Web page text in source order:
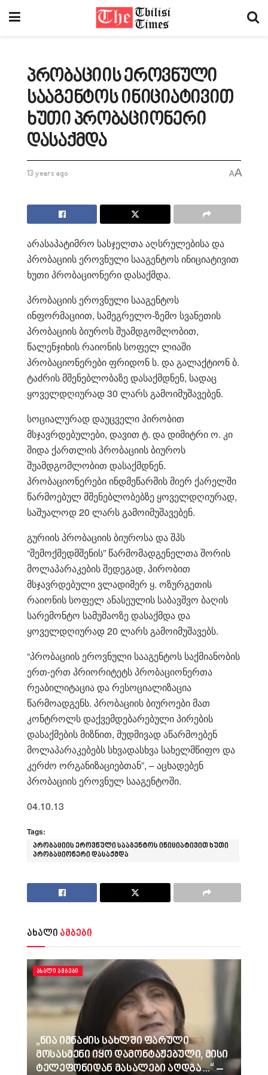
პრობაციის ეროვნული
სააგენტოს ინიციატივით
ხუთი პრობაციონერი
დასაქმდა
13 years ago AA
არასაპატიმრო სასჯელთა აღსრულებისა და
პრობაციის ეროვნული სააგენტოს ინიციატივით
ხუთი პრობაციონერი დასაქმდა.
პრობაციის ეროვნული სააგენტოს
ინფორმაციით, სამეგრელო-ზემო სვანეთის
პრობაციის ბიუროს შუამდგომლობით,
წალენჯიხის რაიონის სოფელ ლიაში
პრობაციონერები ფრიდონ ს. და გალაქტიონ ბ.
ტაძრის მშენებლობაზე დასაქმდნენ, სადაც
ყოველდღიურად 30 ლარს გამოიმუშავებენ.
სოციალურად დაუცველი პირობით
მსჯავრდებულები, დავით ტ. და დიმიტრი ო. კი
შიდა ქართლის პრობაციის ბიუროს
შუამდგომლობით დასაქმდნენ.
პრობაციონერები ინდმეწარმის მიერ ქარელში
წარმოებულ მშენებლობებზე ყოველდღიურად,
საშუალოდ 20 ლარს გამოიმუშავებენ.
გურიის პრობაციის ბიუროსა და შპს
“შემოქმედმშენის” წარმომადგენელთა შორის
მოლაპარაკების შედეგად, პირობით
მსჯავრდებული ვლადიმერ ყ. ოზურგეთის
რაიონის სოფელ ანასეულის საბავშვო ბაღის
სარემონტო სამუშაოზე დასაქმდა და
ყოველდღიურად 20 ლარს გამოიმუშავებს.
“პრობაციის ეროვნული სააგენტოს საქმიანობის
ერთ-ერთ პრიორიტეტს პრობაციონერთა
რეაბილიტაცია და რესოციალიზაცია
წარმოადგენს. პრობაციის ბიუროები მათ
კონტროლს დაქვემდებარებული პირების
დასაქმების მიზნით, მუდმივად აწარმოებენ
მოლაპარაკებებს სხვადასხვა სახელმწიფო და
კერძო ორგანიზაციებთან”, – აცხადებენ
პრობაციის ეროვნულ სააგენტოში.
04.10.13
Tags:
პრობაციის ეროვნული სააგენტოს ინიციატივით ხუთი
პრობაციონერი დასაქმდა
ახალი ამბები
ᲐᲮᲐᲚᲘ ᲐᲛᲑᲔᲑᲘ
„ნია იმნაძის სახლში ფარული
მოსასმენი იყო დამონტაჟებული, მისი
ტელეფონიდან მასალები აღდგა…“ –